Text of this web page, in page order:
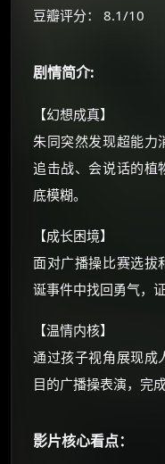
豆瓣评分： 8.1/10
剧情简介:
【幻想成真】
朱同突然发现超能力
追击战、会说话的植
底模糊。
【成长困境】
面对广播操比赛选拔
诞事件中找回勇气，
【温情内核】
通过孩子视角展现成
目的广播操表演，完
影片核心看点：
优惠券